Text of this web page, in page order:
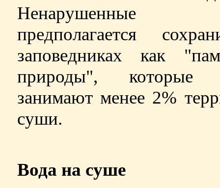
Ненарушенные
предполагается
заповедниках как
природы", которые
занимают менее 2%
суши.
Вода на суше